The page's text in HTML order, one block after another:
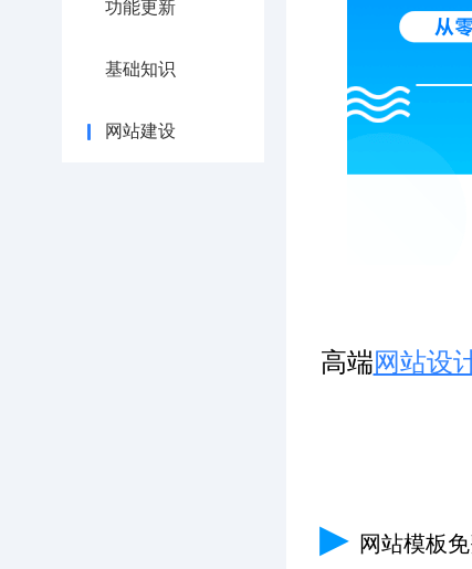
功能更新
基础知识
网站建设
高端网站设
▶ 网站模板